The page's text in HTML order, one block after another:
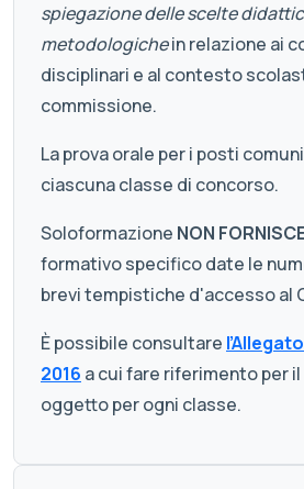
spiegazione delle scelte
metodologichein relazione ai
disciplinari e al contesto
commissione.
La prova orale per i posti
ciascuna classe di concorso.
Soloformazione NON
formativo specifico date le
brevi tempistiche d'accesso al
È possibile consultare
2016 a cui fare riferimento per
oggetto per ogni classe.